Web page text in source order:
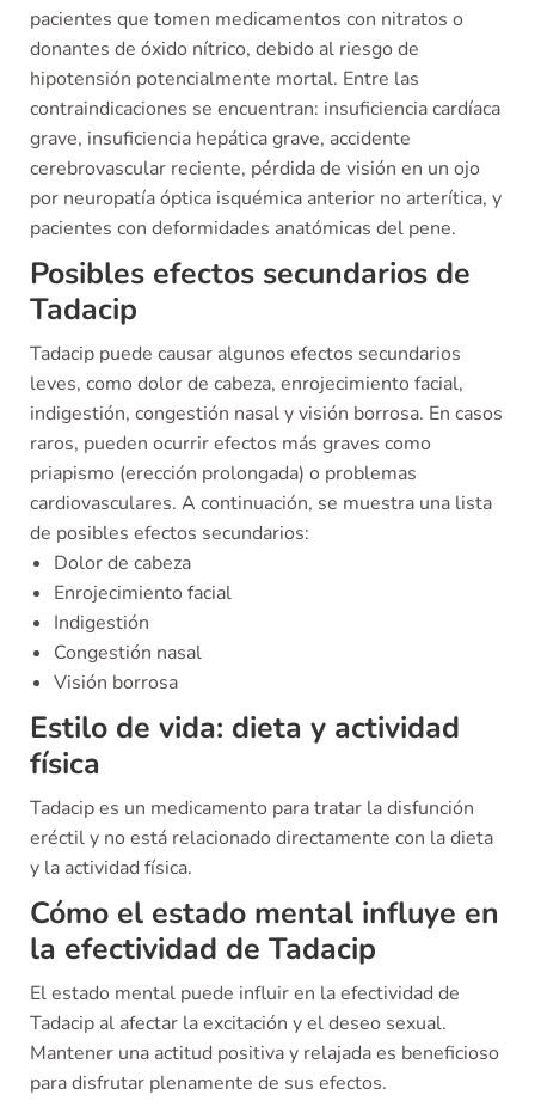
pacientes que tomen medicamentos con nitratos o
donantes de óxido nítrico, debido al riesgo de
hipotensión potencialmente mortal. Entre las
contraindicaciones se encuentran: insuficiencia cardíaca
grave, insuficiencia hepática grave, accidente
cerebrovascular reciente, pérdida de visión en un ojo
por neuropatía óptica isquémica anterior no arterítica, y
pacientes con deformidades anatómicas del pene.
Posibles efectos secundarios de
Tadacip
Tadacip puede causar algunos efectos secundarios
leves, como dolor de cabeza, enrojecimiento facial,
indigestión, congestión nasal y visión borrosa. En casos
raros, pueden ocurrir efectos más graves como
priapismo (erección prolongada) o problemas
cardiovasculares. A continuación, se muestra una lista
de posibles efectos secundarios:
Dolor de cabeza
Enrojecimiento facial
Indigestión
Congestión nasal
Visión borrosa
Estilo de vida: dieta y actividad
física
Tadacip es un medicamento para tratar la disfunción
eréctil y no está relacionado directamente con la dieta
y la actividad física.
Cómo el estado mental influye en
la efectividad de Tadacip
El estado mental puede influir en la efectividad de
Tadacip al afectar la excitación y el deseo sexual.
Mantener una actitud positiva y relajada es beneficioso
para disfrutar plenamente de sus efectos.